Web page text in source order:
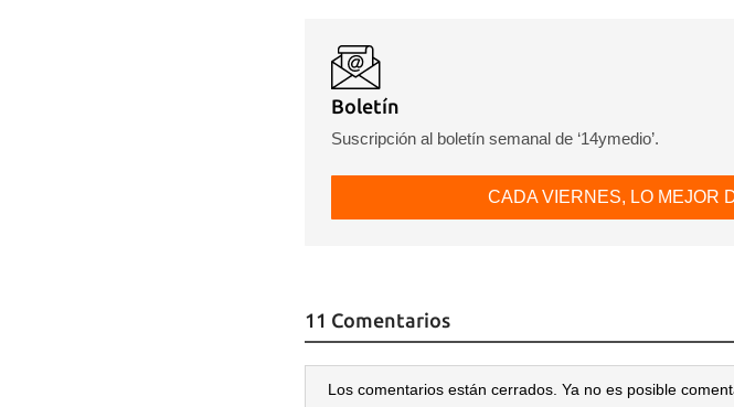
Boletín
Suscripción al boletín semanal de ‘14ymedio’.
CADA VIERNES, LO MEJOR
11 Comentarios
Los comentarios están cerrados. Ya no es posible